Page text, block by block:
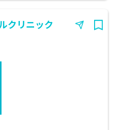
クリニック